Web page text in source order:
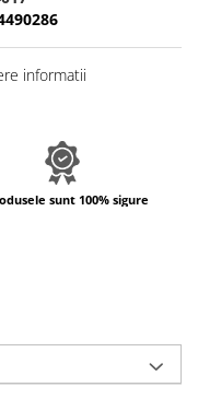
informatii
sunt 100% sigure